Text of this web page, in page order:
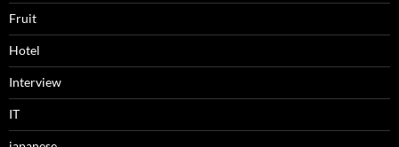
Fruit
Hotel
Interview
IT